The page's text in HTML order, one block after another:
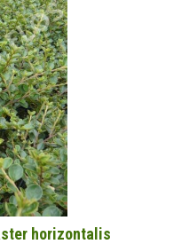
horizontalis